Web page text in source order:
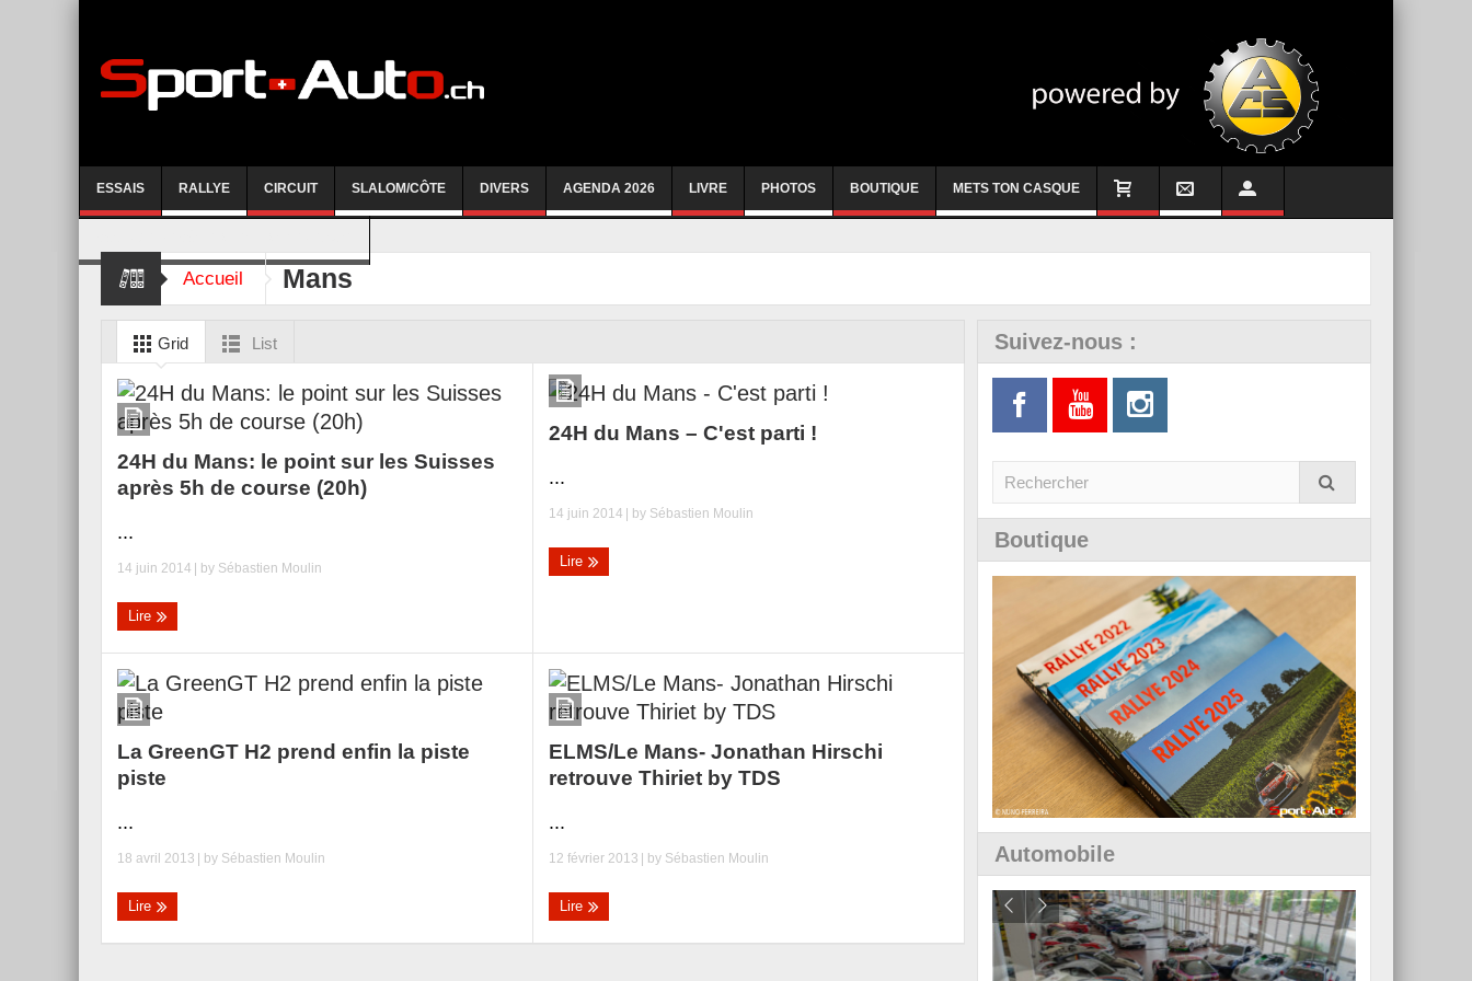
ESSAIS RALLYE CIRCUIT SLALOM/CÔTE DIVERS AGENDA 2026 LIVRE PHOTOS BOUTIQUE METS TON CASQUE
Accueil Mans
Grid List
24H du Mans: le point sur les Suisses
après 5h de course (20h)
...
14 juin 2014 | by Sébastien Moulin
Lire
24H du Mans – C'est parti !
...
14 juin 2014 | by Sébastien Moulin
Lire
La GreenGT H2 prend enfin la piste
piste
...
18 avril 2013 | by Sébastien Moulin
Lire
ELMS/Le Mans- Jonathan Hirschi
retrouve Thiriet by TDS
...
12 février 2013 | by Sébastien Moulin
Lire
Suivez-nous :
Boutique
Automobile